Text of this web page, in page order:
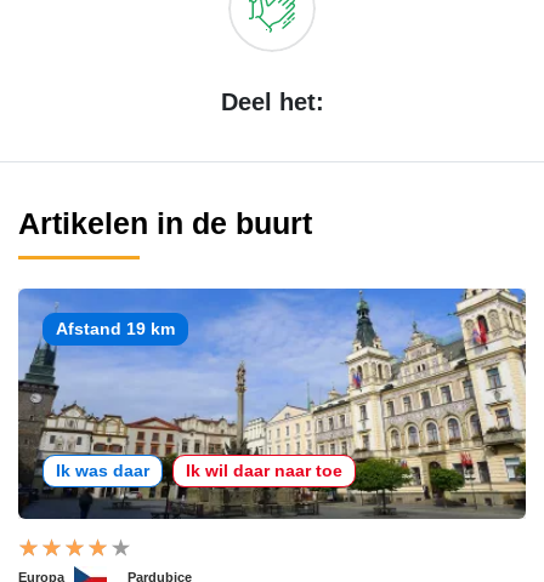
Deel het:
Artikelen in de buurt
Afstand 19 km
Ik was daar Ik wil daar naar toe
Europa Pardubice